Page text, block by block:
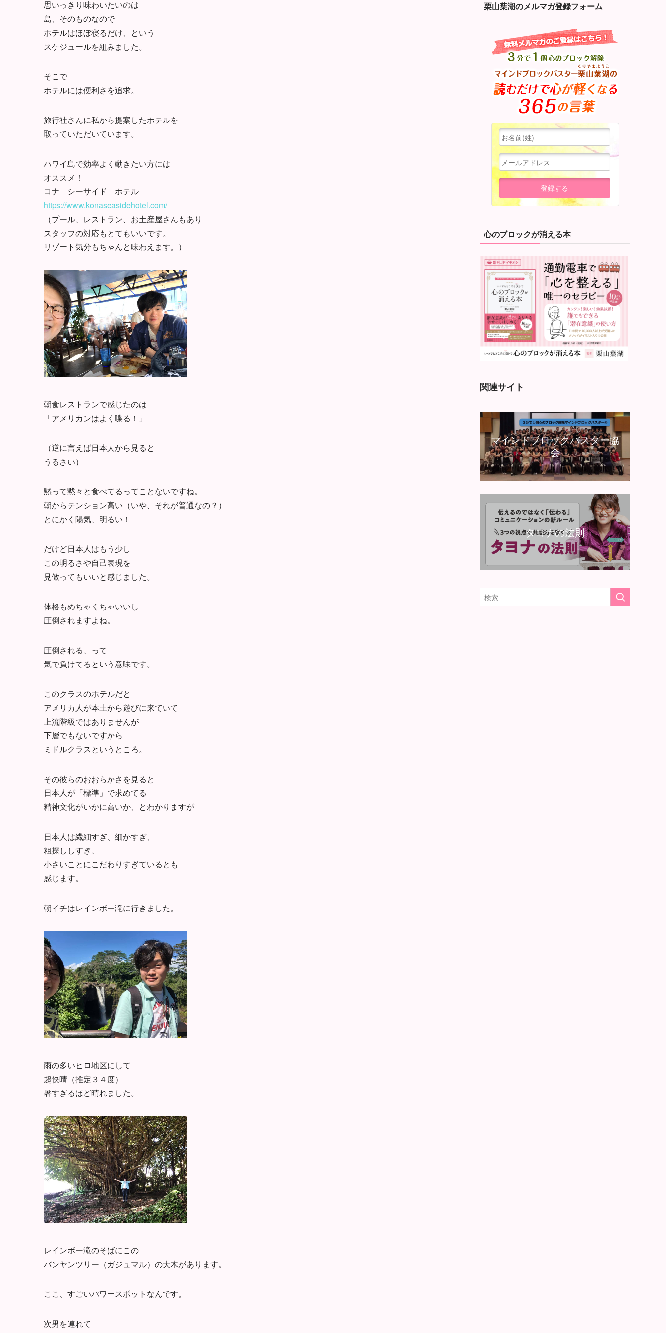
思いっきり味わいたいのは
島、そのものなので
ホテルはほぼ寝るだけ、という
スケジュールを組みました。
そこで
ホテルには便利さを追求。
旅行社さんに私から提案したホテルを
取っていただいています。
ハワイ島で効率よく動きたい方には
オススメ！
コナ シーサイド ホテル
https://www.konaseasidehotel.com/
（プール、レストラン、お土産屋さんもあり
スタッフの対応もとてもいいです。
リゾート気分もちゃんと味わえます。）
朝食レストランで感じたのは
「アメリカンはよく喋る！」
（逆に言えば日本人から見ると
うるさい）
黙って黙々と食べてるってことないですね。
朝からテンション高い（いや、それが普通なの？）
とにかく陽気、明るい！
だけど日本人はもう少し
この明るさや自己表現を
見倣ってもいいと感じました。
体格もめちゃくちゃいいし
圧倒されますよね。
圧倒される、って
気で負けてるという意味です。
このクラスのホテルだと
アメリカ人が本土から遊びに来ていて
上流階級ではありませんが
下層でもないですから
ミドルクラスというところ。
その彼らのおおらかさを見ると
日本人が「標準」で求めてる
精神文化がいかに高いか、とわかりますが
日本人は繊細すぎ、細かすぎ、
粗探ししすぎ、
小さいことにこだわりすぎているとも
感じます。
朝イチはレインボー滝に行きました。
雨の多いヒロ地区にして
超快晴（推定３４度）
暑すぎるほど晴れました。
レインボー滝のそばにこの
バンヤンツリー（ガジュマル）の大木があります。
ここ、すごいパワースポットなんです。
次男を連れて
栗山葉湖のメルマガ登録フォーム
心のブロックが消える本
関連サイト
マインドブロックバスター協
会
タヨナの法則